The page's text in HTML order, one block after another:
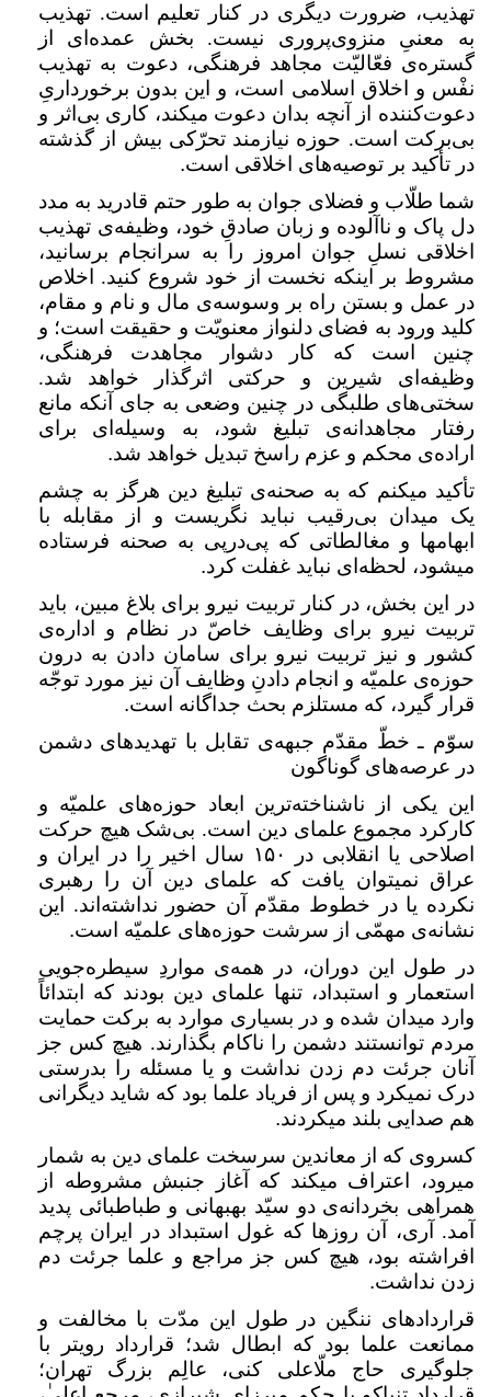
تهذیب، ضرورت دیگری در کنار تعلیم است. تهذیب
به معنیِ منزوی‌پروری نیست. بخش عمده‌ای از
گستره‌ی فعّالیّت مجاهد فرهنگی، دعوت به تهذیب
نفْس و اخلاق اسلامی است، و این بدون برخورداریِ
دعوت‌کننده از آنچه بدان دعوت میکند، کاری بی‌اثر و
بی‌برکت است. حوزه نیازمند تحرّکی بیش از گذشته
در تأکید بر توصیه‌های اخلاقی است.
شما طلّاب و فضلای جوان به طور حتم قادرید به مدد
دل پاک و ناآلوده و زبان صادقِ خود، وظیفه‌ی تهذیب
اخلاقی نسلِ جوان امروز را به سرانجام برسانید،
مشروط بر اینکه نخست از خود شروع کنید. اخلاص
در عمل و بستن راه بر وسوسه‌ی مال و نام و مقام،
کلید ورود به فضای دلنواز معنویّت و حقیقت است؛ و
چنین است که کار دشوار مجاهدت فرهنگی،‌
وظیفه‌ای شیرین و حرکتی اثرگذار خواهد شد.
سختی‌های طلبگی در چنین وضعی به جای آنکه مانع
رفتار مجاهدانه‌ی تبلیغ شود، به وسیله‌ای برای
اراده‌ی محکم و عزم راسخ تبدیل خواهد شد.
تأکید میکنم که به صحنه‌ی تبلیغ دین هرگز به چشم
یک میدان بی‌رقیب نباید نگریست و از مقابله با
ابهامها و مغالطاتی که پی‌درپی به صحنه فرستاده
میشود، لحظه‌ای نباید غفلت کرد.
در این بخش، در کنار تربیت نیرو برای بلاغ مبین، باید
تربیت نیرو برای وظایف خاصّ در نظام و اداره‌ی
کشور و نیز تربیت نیرو برای سامان دادن به درون
حوزه‌ی علمیّه و انجام دادنِ وظایف آن نیز مورد توجّه
قرار گیرد، که مستلزم بحث جداگانه است.
سوّم ـ خطّ مقدّم جبهه‌ی تقابل با تهدیدهای دشمن
در عرصه‌های گوناگون
این یکی از ناشناخته‌ترین ابعاد حوزه‌های علمیّه و
کارکرد مجموع‌ علمای دین است. بی‌شک هیچ حرکت
اصلاحی یا انقلابی در
۱۵۰ سال اخیر را در ایران و
عراق نمیتوان یافت که علمای دین آن را رهبری
نکرده یا در خطوط مقدّم آن حضور نداشته‌اند. این
نشانه‌ی مهمّی از سرشت حوزه‌های علمیّه است.
در طول این دوران، در همه‌ی مواردِ سیطره‌جویی
استعمار و استبداد، تنها علمای دین بودند که ابتدائاً
وارد میدان شده و در بسیاری موارد به برکت حمایت
مردم توانستند دشمن را ناکام بگذارند. هیچ کس جز
آنان جرئت دم زدن نداشت و یا مسئله را بدرستی
درک نمیکرد و پس از فریاد علما بود که شاید دیگرانی
هم صدایی بلند میکردند.
کسروی که از معاندین سرسخت علمای دین به شمار
میرود، اعتراف میکند که آغاز جنبش مشروطه از
همراهی بخردانه‌ی دو سیّد بهبهانی و طباطبائی پدید
آمد. آری، آن روزها که غول استبداد در ایران پرچم
افراشته بود، هیچ کس جز مراجع و علما جرئت دم
زدن نداشت.
قراردادهای ننگین در طول این مدّت با مخالفت و
ممانعت علما بود که ابطال شد؛ قرارداد رویتر با
جلوگیری حاج ملّاعلی کنی، عالِم بزرگ تهران؛